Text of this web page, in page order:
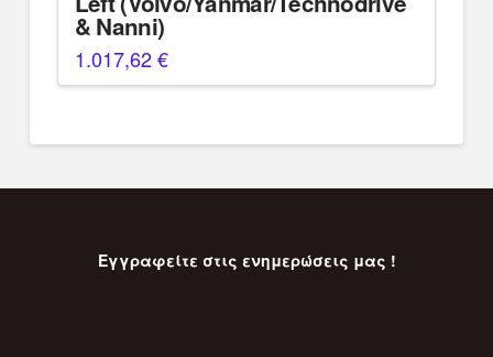
& Nanni)
1.017,62€
Εγγραφείτε στις ενημερώσεις μας !